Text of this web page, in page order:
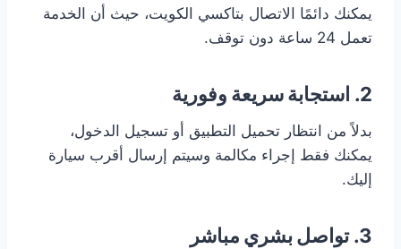
يمكنك دائمًا الاتصال بتاكسي الكويت، حيث أن الخدمة
تعمل 24 ساعة دون توقف.
2. استجابة سريعة وفورية
بدلاً من انتظار تحميل التطبيق أو تسجيل الدخول،
يمكنك فقط إجراء مكالمة وسيتم إرسال أقرب سيارة
إليك.
3. تواصل بشري مباشر